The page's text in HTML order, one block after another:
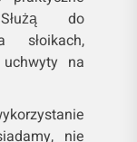
do
słoikach,
na
nie